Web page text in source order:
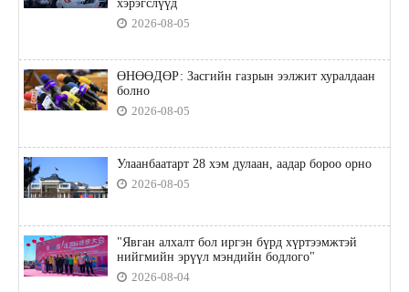
хэрэгслүүд
2026-08-05
ӨНӨӨДӨР: Засгийн газрын ээлжит хуралдаан
болно
2026-08-05
Улаанбаатарт 28 хэм дулаан, аадар бороо орно
2026-08-05
"Явган алхалт бол иргэн бүрд хүртээмжтэй
нийгмийн эрүүл мэндийн бодлого"
2026-08-04